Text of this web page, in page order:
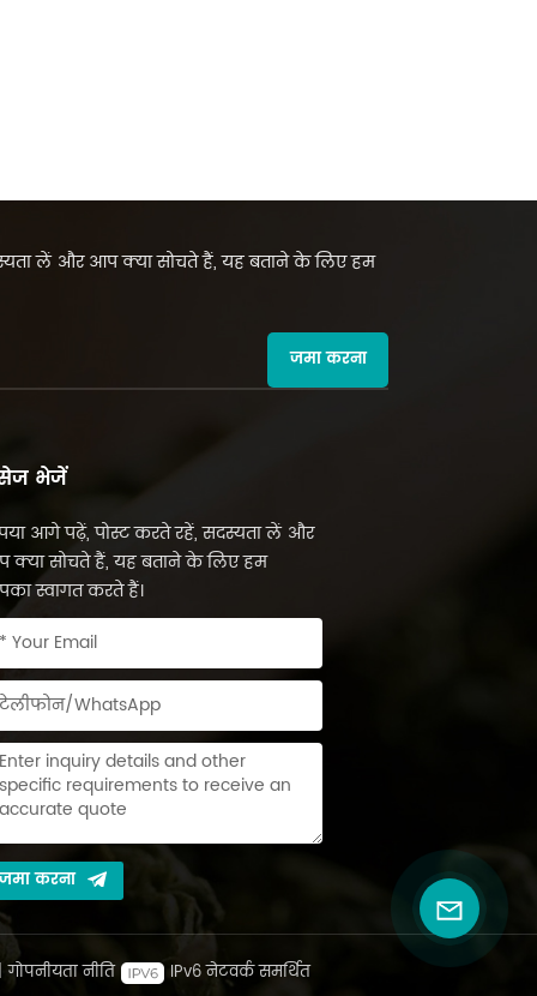
लें और आप क्या सोचते हैं, यह बताने के लिए हम
जमा करना
भेजें
आगे पढ़ें, पोस्ट करते रहें, सदस्यता लें और
क्या सोचते हैं, यह बताने के लिए हम
स्वागत करते हैं।
करना
| गोपनीयता नीति IPv6 नेटवर्क समर्थित